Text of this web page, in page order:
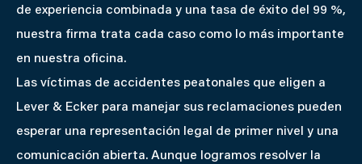
de experiencia combinada y una tasa de éxito del 99 %,
nuestra firma trata cada caso como lo más importante
en nuestra oficina.
Las víctimas de accidentes peatonales que eligen a
Lever & Ecker para manejar sus reclamaciones pueden
esperar una representación legal de primer nivel y una
comunicación abierta. Aunque logramos resolver la